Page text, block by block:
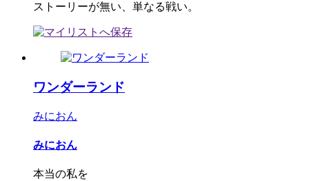
ストーリーが無い、単なる戦い。
ワンダーランド
みにおん
みにおん
本当の私を